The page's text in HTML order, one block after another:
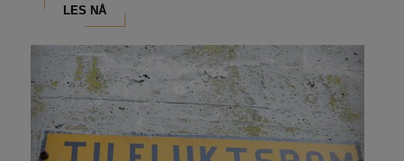
LES NÅ